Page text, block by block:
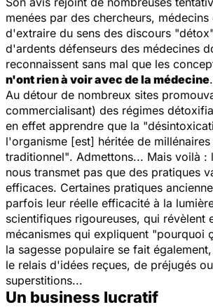
menées par des chercheurs,
d'extraire du sens des discours
d'ardents défenseurs des médecines
reconnaissent sans mal que les
n'ont rien à voir avec de la médecine.
Au détour de nombreux sites
commercialisant) des régimes
en effet apprendre que la
l'organisme [est] héritée de
traditionnel". Admettons... Mais voilà :
nous transmet pas que des pratiques
efficaces. Certaines pratiques
parfois leur réelle efficacité à la
scientifiques rigoureuses, qui révèlent
mécanismes qui expliquent "pourquoi
la sagesse populaire se fait
le relais d'idées reçues, de préjugés
superstitions...
Un business lucratif